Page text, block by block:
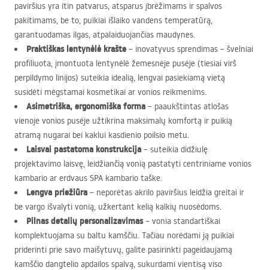
paviršius yra itin patvarus, atsparus įbrėžimams ir spalvos
pakitimams, be to, puikiai išlaiko vandens temperatūrą,
garantuodamas ilgas, atpalaiduojančias maudynes.
Praktiškas lentynėlė krašte – inovatyvus sprendimas – švelniai
profiliuota, įmontuota lentynėlė žemesnėje pusėje (tiesiai virš
perpildymo linijos) suteikia idealią, lengvai pasiekiamą vietą
susidėti mėgstamai kosmetikai ar vonios reikmenims.
Asimetriška, ergonomiška forma – paaukštintas atlošas
vienoje vonios pusėje užtikrina maksimalų komfortą ir puikią
atramą nugarai bei kaklui kasdienio poilsio metu.
Laisvai pastatoma konstrukcija – suteikia didžiulę
projektavimo laisvę, leidžiančią vonią pastatyti centriniame vonios
kambario ar erdvaus SPA kambario taške.
Lengva priežiūra – neporėtas akrilo paviršius leidžia greitai ir
be vargo išvalyti vonią, užkertant kelią kalkių nuosėdoms.
Pilnas detalių personalizavimas– vonia standartiškai
komplektuojama su baltu kamščiu. Tačiau norėdami ją puikiai
priderinti prie savo maišytuvų, galite pasirinkti pageidaujamą
kamščio dangtelio apdailos spalvą, sukurdami vientisą viso